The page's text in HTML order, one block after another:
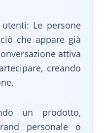
Le persone
che appare già
attiva
creando
un prodotto,
personale o